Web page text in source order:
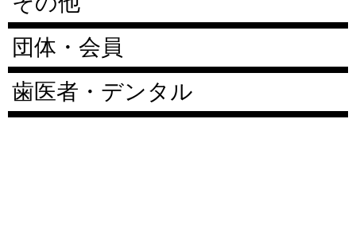
団体・会員
歯医者・デンタル